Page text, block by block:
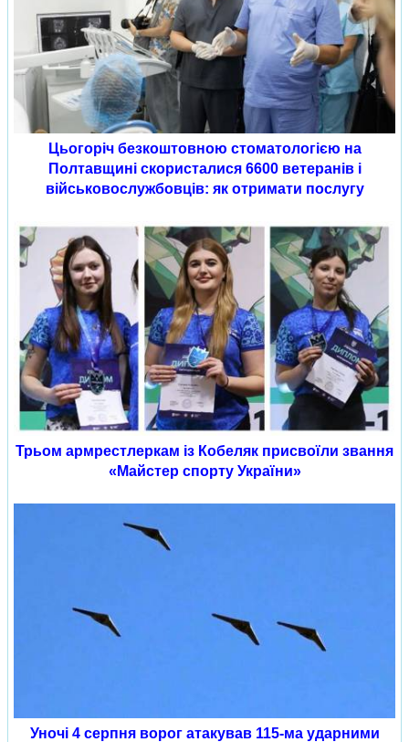
Цьогоріч безкоштовною стоматологією на
Полтавщині скористалися 6600 ветеранів і
військовослужбовців: як отримати послугу
Трьом армрестлеркам із Кобеляк присвоїли звання
«Майстер спорту України»
Уночі 4 серпня ворог атакував 115-ма ударними